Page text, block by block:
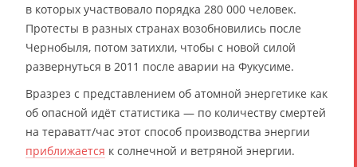
в которых участвовало порядка 280 000 человек.
Протесты в разных странах возобновились после
Чернобыля, потом затихли, чтобы с новой силой
развернуться в 2011 после аварии на Фукусиме.
Вразрез с представлением об атомной энергетике как
об опасной идёт статистика — по количеству смертей
на тераватт/час этот способ производства энергии
приближается к солнечной и ветряной энергии.